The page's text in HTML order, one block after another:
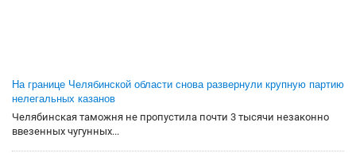
На границе Челябинской области снова развернули крупную партию
нелегальных казанов
Челябинская таможня не пропустила почти 3 тысячи незаконно
ввезенных чугунных...